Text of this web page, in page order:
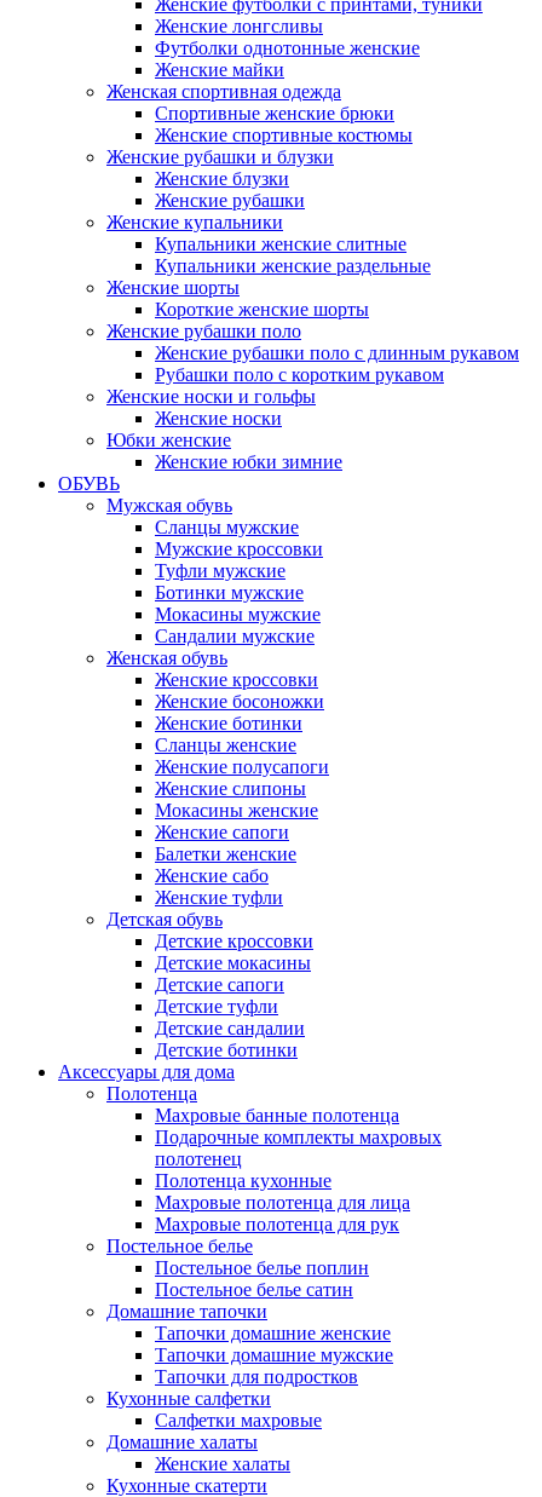
Женские футболки с принтами, туники
Женские лонгсливы
Футболки однотонные женские
Женские майки
Женская спортивная одежда
Спортивные женские брюки
Женские спортивные костюмы
Женские рубашки и блузки
Женские блузки
Женские рубашки
Женские купальники
Купальники женские слитные
Купальники женские раздельные
Женские шорты
Короткие женские шорты
Женские рубашки поло
Женские рубашки поло с длинным рукавом
Рубашки поло с коротким рукавом
Женские носки и гольфы
Женские носки
Юбки женские
Женские юбки зимние
ОБУВЬ
Мужская обувь
Сланцы мужские
Мужские кроссовки
Туфли мужские
Ботинки мужские
Мокасины мужские
Сандалии мужские
Женская обувь
Женские кроссовки
Женские босоножки
Женские ботинки
Сланцы женские
Женские полусапоги
Женские слипоны
Мокасины женские
Женские сапоги
Балетки женские
Женские сабо
Женские туфли
Детская обувь
Детские кроссовки
Детские мокасины
Детские сапоги
Детские туфли
Детские сандалии
Детские ботинки
Аксессуары для дома
Полотенца
Махровые банные полотенца
Подарочные комплекты махровых
полотенец
Полотенца кухонные
Махровые полотенца для лица
Махровые полотенца для рук
Постельное белье
Постельное белье поплин
Постельное белье сатин
Домашние тапочки
Тапочки домашние женские
Тапочки домашние мужские
Тапочки для подростков
Кухонные салфетки
Салфетки махровые
Домашние халаты
Женские халаты
Кухонные скатерти